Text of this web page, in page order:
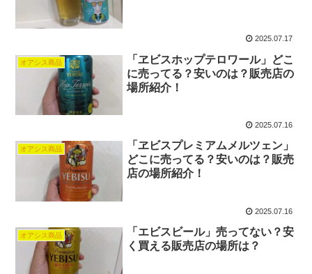
2025.07.17
オアシス商品
「ヱビスホップテロワール」どこ
に売ってる？安いのは？販売店の
場所紹介！
2025.07.16
オアシス商品
「ヱビスプレミアムメルツェン」
どこに売ってる？安いのは？販売
店の場所紹介！
2025.07.16
オアシス商品
「エビスビール」売ってない？安
く買える販売店の場所は？